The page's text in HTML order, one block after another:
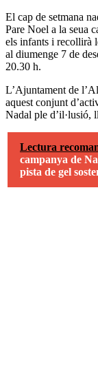
El cap de setmana
Pare Noel a la seua
els infants i recollirà
al diumenge 7 de
20.30 h.
L’Ajuntament de
aquest conjunt
Nadal ple d’il·lusió,
Lectura
campanya de
pista de gel